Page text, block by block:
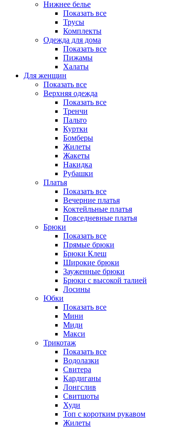
Нижнее белье
Показать все
Трусы
Комплекты
Одежда для дома
Показать все
Пижамы
Халаты
Для женщин
Показать все
Верхняя одежда
Показать все
Тренчи
Пальто
Куртки
Бомберы
Жилеты
Жакеты
Накидка
Рубашки
Платья
Показать все
Вечерние платья
Коктейльные платья
Повседневные платья
Брюки
Показать все
Прямые брюки
Брюки Клеш
Широкие брюки
Зауженные брюки
Брюки с высокой талией
Лосины
Юбки
Показать все
Мини
Миди
Макси
Трикотаж
Показать все
Водолазки
Свитера
Кардиганы
Лонгслив
Свитшоты
Худи
Топ с коротким рукавом
Жилеты